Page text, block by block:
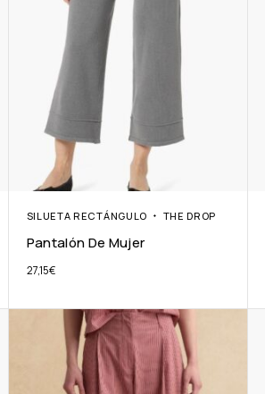
SILUETA RECTÁNGULO THE DROP
Pantalón De Mujer
27,15€